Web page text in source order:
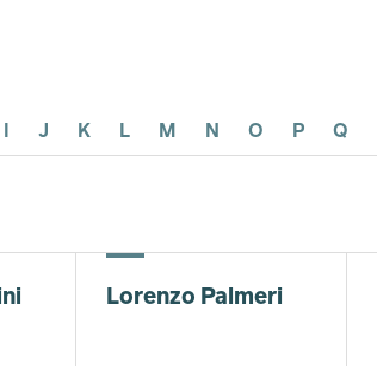
J K L M N O P Q
Lorenzo Palmeri